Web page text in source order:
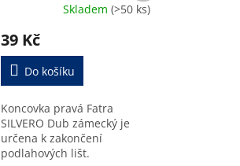
Skladem (>50 ks)
39 Kč
Do košíku
Koncovka pravá Fatra
SILVERO Dub zámecký je
určena k zakončení
podlahových lišt.